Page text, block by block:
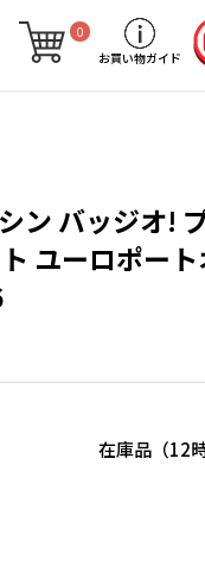
0
お買い物ガイド
ン バッジオ!
ユーロポー
在庫品（12